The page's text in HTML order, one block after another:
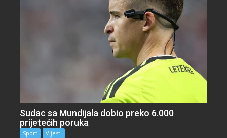
Sudac sa Mundijala dobio preko 6.000
prijetećih poruka
Sport Vijesti